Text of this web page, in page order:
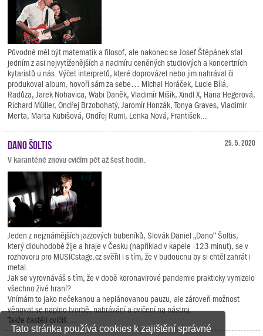
Tato stránka používá cookies k zajištění správné
Původně měl být matematik a filosof, ale nakonec se Josef Štěpánek stal
jedním z asi nejvytíženějších a nadmíru ceněných studiových a koncertních
kytaristů u nás. Výčet interpretů, které doprovázel nebo jim nahrával či
produkoval album, hovoří sám za sebe… Michal Horáček, Lucie Bílá,
Radůza, Jarek Nohavica, Wabi Daněk, Vladimír Mišík, Xindl X, Hana Hegerová,
Richard Müller, Ondřej Brzobohatý, Jaromír Honzák, Tonya Graves, Vladimír
Merta, Marta Kubišová, Ondřej Ruml, Lenka Nová, František...
25. 5. 2020
Dano Šoltis
V karanténě znovu cvičím pět až šest hodin.
Jeden z nejznámějších jazzových bubeníků, Slovák Daniel „Dano“ Šoltis,
který dlouhodobě žije a hraje v Česku (například v kapele -123 minut), se v
rozhovoru pro MUSICstage.cz svěřil i s tím, že v budoucnu by si chtěl zahrát i
metal.
Jak se vyrovnáváš s tím, že v době koronavirové pandemie prakticky vymizelo
všechno živé hraní?
Vnímám to jako nečekanou a neplánovanou pauzu, ale zároveň možnost
věnovat se naplno tvorbě, nahrávání a cvičení na nástroj.
Takže častěji cvičíš....